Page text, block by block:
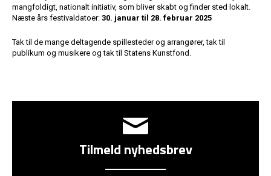
mangfoldigt, nationalt initiativ, som bliver skabt og finder sted lokalt.
Næste års festivaldatoer: 30. januar til 28. februar 2025
Tak til de mange deltagende spillesteder og arrangører, tak til
publikum og musikere og tak til Statens Kunstfond.
Tilmeld nyhedsbrev